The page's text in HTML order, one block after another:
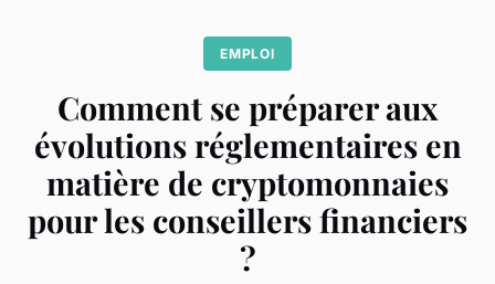
EMPLOI
Comment se préparer aux
évolutions réglementaires en
matière de cryptomonnaies
pour les conseillers financiers
?